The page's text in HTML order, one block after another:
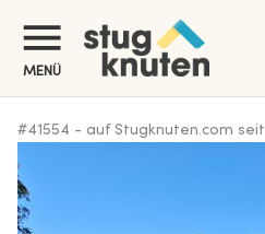
MENÜ
#41554 - auf Stugknuten.com seit